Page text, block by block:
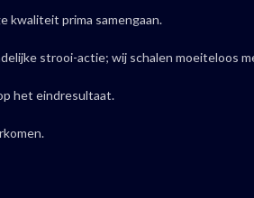
kwaliteit prima samengaan.
strooi-actie; wij schalen moeiteloos
het eindresultaat.